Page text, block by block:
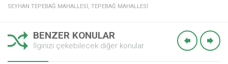
SEYHAN TEPEBAĞ MAHALLESİ, TEPEBAĞ MAHALLESİ
BENZER KONULAR
İlginizi çekebilecek diğer konular